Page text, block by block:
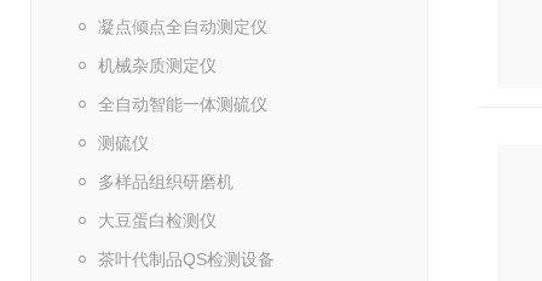
凝点倾点全自动测定仪
机械杂质测定仪
全自动智能一体测硫仪
测硫仪
多样品组织研磨机
大豆蛋白检测仪
茶叶代制品QS检测设备